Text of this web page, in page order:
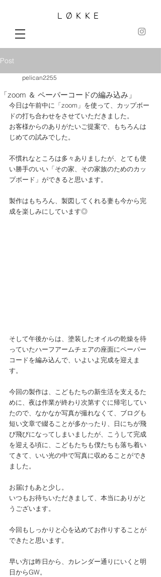
LØKKE
Post
「zoom ＆ ペーパーコードの編み込み」
pelican2255
今日は午前中に「zoom」を使って、カップボー
ドの打ち合わせをさせていただきました。
お客様からのありがたいご提案で、もちろんは
じめての試みでした。
不慣れなところは多々ありましたが、とても使
い勝手のいい「その家、その家族のためのカッ
プボード」ができると思います。
製作はもちろん、製図してくれる妻も今から完
成を楽しみにしています◎
そして午後からは、塗装したオイルの乾燥を待
っていたハーフアームチェアの座面にペーパー
コードを編み込んで、いよいよ完成を迎えま
す。
今回の製作は、こどもたちの新生活を支えるた
めに、夜は作業が終わり次第すぐに帰宅してい
たので、なかなか写真が撮れなくて、ブログも
短い文章で綴ることが多かったり、日にちが飛
び飛びになってしまいましたが、こうして完成
を迎える頃に、こどもたちも僕たちも落ち着い
てきて、いい光の中で写真に収めることができ
ました。
お届けもあと少し。
いつもお待ちいただきまして、本当にありがと
うございます。
今回もしっかりと心を込めてお作りすることが
できたと思います。
早い方は昨日から、カレンダー通りにいくと明
日からGW。